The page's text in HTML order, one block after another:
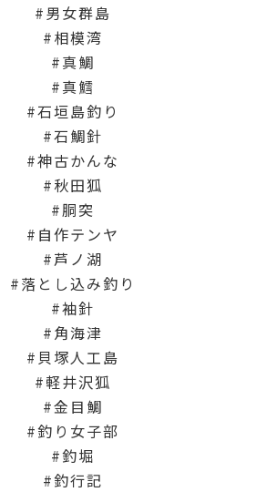
男女群島
相模湾
真鯛
真鱈
石垣島釣り
石鯛針
神古かんな
秋田狐
胴突
自作テンヤ
芦ノ湖
落とし込み釣り
袖針
角海津
貝塚人工島
軽井沢狐
金目鯛
釣り女子部
釣堀
釣行記